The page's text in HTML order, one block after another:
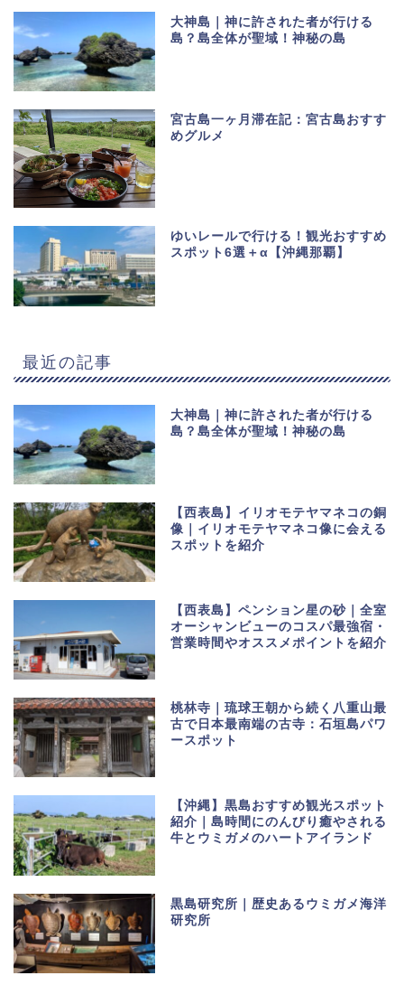
大神島｜神に許された者が行ける
島？島全体が聖域！神秘の島
宮古島一ヶ月滞在記：宮古島おすす
めグルメ
ゆいレールで行ける！観光おすすめ
スポット6選＋α【沖縄那覇】
最近の記事
大神島｜神に許された者が行ける
島？島全体が聖域！神秘の島
【西表島】イリオモテヤマネコの銅
像｜イリオモテヤマネコ像に会える
スポットを紹介
【西表島】ペンション星の砂｜全室
オーシャンビューのコスパ最強宿・
営業時間やオススメポイントを紹介
桃林寺｜琉球王朝から続く八重山最
古で日本最南端の古寺：石垣島パワ
ースポット
【沖縄】黒島おすすめ観光スポット
紹介｜島時間にのんびり癒やされる
牛とウミガメのハートアイランド
黒島研究所｜歴史あるウミガメ海洋
研究所